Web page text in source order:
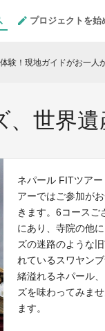
プロジェクトを始
験！現地ガイドがお一人
世界
ネパール FITツア
アーではご参加が
きます。6コースご
にあり、寺院の他
ズの迷路のような
れているスワヤン
緒溢れるネパール
ズを味わってみま
ます。